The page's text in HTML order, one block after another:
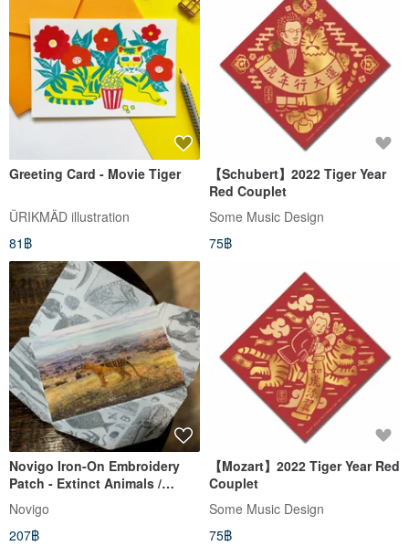
Greeting Card - Movie Tiger
ÜRIKMÄD illustration
81฿
【Schubert】2022 Tiger Year
Red Couplet
Some Music Design
75฿
Novigo Iron-On Embroidery
Patch - Extinct Animals /
Thylacine
Novigo
207฿
【Mozart】2022 Tiger Year Red
Couplet
Some Music Design
75฿